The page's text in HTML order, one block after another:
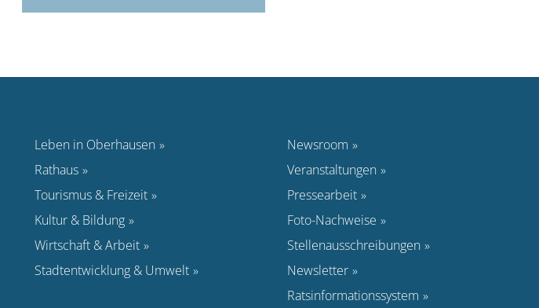
Leben in Oberhausen
Rathaus
Tourismus & Freizeit
Kultur & Bildung
Wirtschaft & Arbeit
Stadtentwicklung & Umwelt
Newsroom
Veranstaltungen
Pressearbeit
Foto-Nachweise
Stellenausschreibungen
Newsletter
Ratsinformationssystem